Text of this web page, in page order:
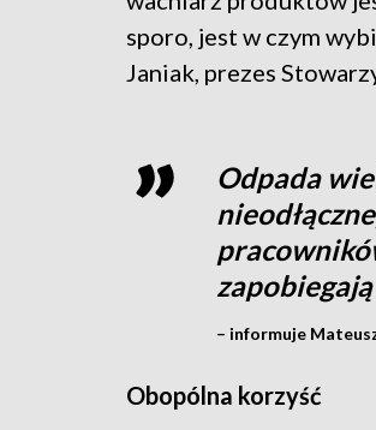
sporo, jest w czym
Janiak, prezes
Odpada
– informuje
Obopólna korzyść